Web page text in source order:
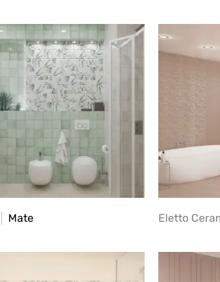
Mate Eletto